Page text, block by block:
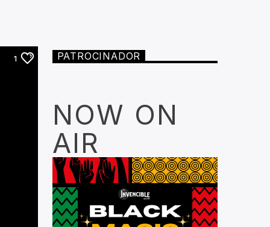
1 PATROCINADOR
NOW ON
AIR